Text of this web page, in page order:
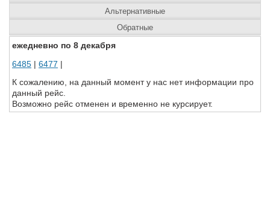
ежедневно по 8 декабря
6485 | 6477 |
К сожалению, на данный момент у нас нет информации про
данный рейс.
Возможно рейс отменен и временно не курсирует.
Альтернативные
Обратные